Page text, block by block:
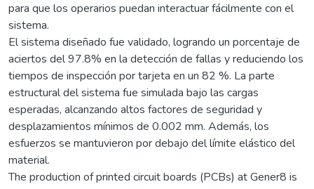
para que los operarios puedan interactuar fácilmente con el
sistema.
El sistema diseñado fue validado, logrando un porcentaje de
aciertos del 97.8% en la detección de fallas y reduciendo los
tiempos de inspección por tarjeta en un 82 %. La parte
estructural del sistema fue simulada bajo las cargas
esperadas, alcanzando altos factores de seguridad y
desplazamientos mínimos de 0.002 mm. Además, los
esfuerzos se mantuvieron por debajo del límite elástico del
material.
The production of printed circuit boards (PCBs) at Gener8 is